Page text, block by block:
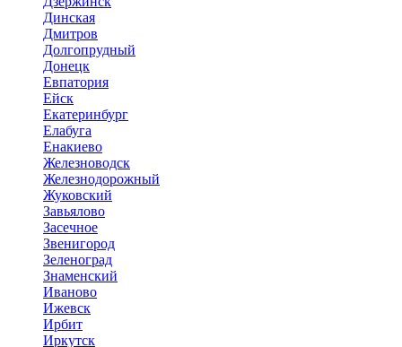
Динская
Дмитров
Долгопрудный
Донецк
Евпатория
Ейск
Екатеринбург
Елабуга
Енакиево
Железноводск
Железнодорожный
Жуковский
Завьялово
Засечное
Звенигород
Зеленоград
Знаменский
Иваново
Ижевск
Ирбит
Иркутск